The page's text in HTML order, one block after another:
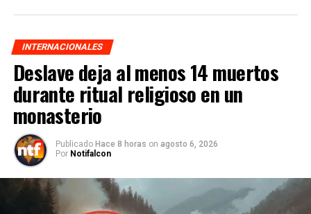
INTERNACIONALES
Deslave deja al menos 14 muertos
durante ritual religioso en un
monasterio
Publicado Hace 8 horas on agosto 6, 2026
Por Notifalcon